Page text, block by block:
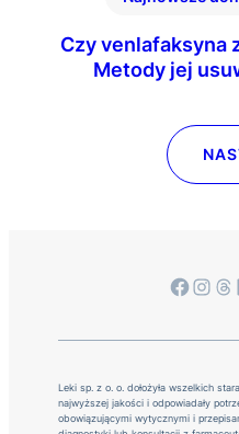
Czy venlafaksyna
Metody jej
Facebook InstagramThreads
Leki sp. z o. o. dołożyła wszelkich
najwyższej jakości i odpowiadały
obowiązującymi wytycznymi i